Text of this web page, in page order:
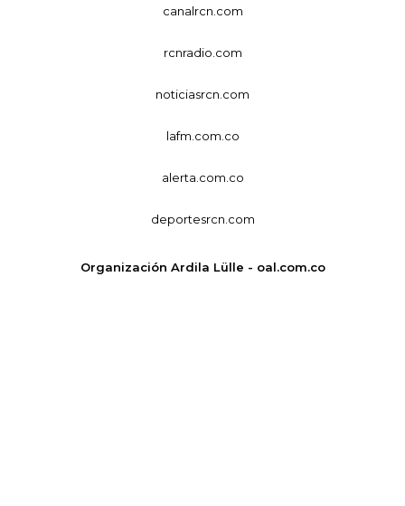
canalrcn.com
rcnradio.com
noticiasrcn.com
lafm.com.co
alerta.com.co
deportesrcn.com
Organización Ardila Lülle - oal.com.co